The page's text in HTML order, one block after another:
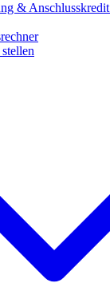
& Anschlusskredit